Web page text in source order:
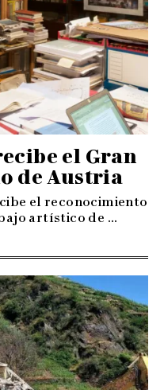
el Gran
de Austria
el reconocimiento
artístico de ...